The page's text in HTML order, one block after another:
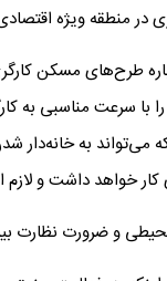
در منطقه ویژه
طرح‌های مسکن
سرعت مناسبی به
می‌تواند به خانه‌دار
خواهد داشت و لازم
و ضرورت نظارت